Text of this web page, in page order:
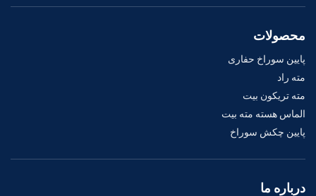
محصولات
پایین سوراخ حفاری
مته راد
مته تریکون بیت
الماس هسته مته بیت
پایین چکش سوراخ
درباره ما